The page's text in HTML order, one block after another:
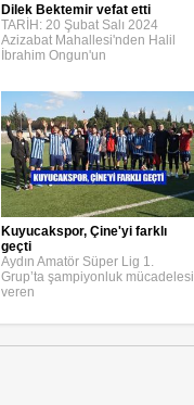
Dilek Bektemir vefat etti
TARİH: 20 Şubat Salı 2024
Azizabat Mahallesi'nden Halil
İbrahim Ongun'un
Kuyucakspor, Çine'yi farklı
geçti
Aydın Amatör Süper Lig 1.
Grup’ta şampiyonluk mücadelesi
veren